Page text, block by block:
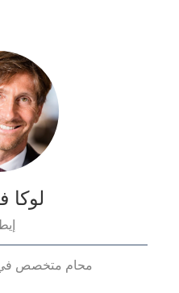
لوكا
محام متخصص في